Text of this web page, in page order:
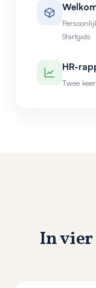
Startgids
HR-
Twee
In vier